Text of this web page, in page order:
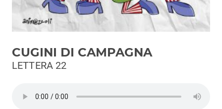
Web Radio
Radio Subasio
Radio Subasio +
Radio Suby
CUGINI DI CAMPAGNA
LETTERA 22